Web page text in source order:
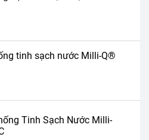
tinh sạch nước Milli-Q®
Tinh Sạch Nước Milli-